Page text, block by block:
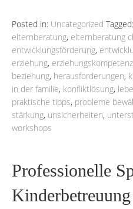
Posted in: Uncategorized Tagged:
elternberatung, elternberatung
entwicklungsförderung,
erziehung,
beziehung, herausforderungen,
in der familie, konfliktlösung,
praktische tipps, probleme
stärkung, unsicherheiten,
workshops
Professionelle